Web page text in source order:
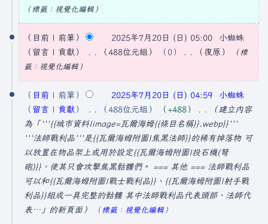
年
月
2
無
編
輯
摘
要
標籤： 視覺化編輯
目前 前筆 2025年7月20日 (日) 05:00
小蜘蛛
留言
貢獻 488位元組
0
無
編
輯
摘
要
復原
標
籤： 視覺化編輯
目前 前筆 2025年7月20日 (日) 04:59
小蜘蛛
留言
貢獻 488位元組 +488
建立內容
為「'''{{城市資料|image=瓦爾海姆{{條目名稱}}.webp}}'''
'''法師戰利品'''是{{瓦爾海姆附圖|焦黑法師}}的稀有掉落物 可
以放置在物品架上或用於設定{{瓦爾海姆附圖|投石機(弩
砲)}}，使其只會攻擊焦黑骷髏們。 === 其他 === 法師戰利品
可以和{{瓦爾海姆附圖|戰士戰利品}}、{{瓦爾海姆附圖|射手戰
利品}}組成一具完整的骷髏 其中法師戰利品代表頭部、法師代
表…」的新頁面
標籤： 視覺化編輯